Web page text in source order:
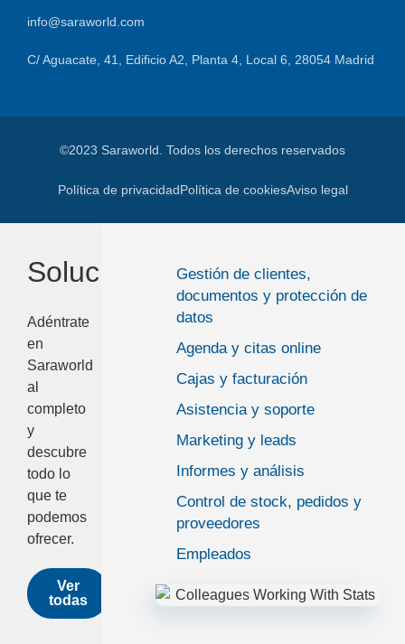
info@saraworld.com
C/ Aguacate, 41, Edificio A2, Planta 4, Local 6, 28054 Madrid
©2023 Saraworld. Todos los derechos reservados
Política de privacidadPolítica de cookiesAviso legal
Soluciones
Adéntrate
en
Saraworld
al
completo
y
descubre
todo lo
que te
podemos
ofrecer.
Ver
todas
Gestión de clientes,
documentos y protección de
datos
Agenda y citas online
Cajas y facturación
Asistencia y soporte
Marketing y leads
Informes y análisis
Control de stock, pedidos y
proveedores
Empleados